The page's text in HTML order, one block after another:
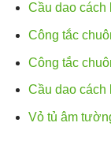
Cầu dao cách
Công tắc
Công tắc
Cầu dao cách
Vỏ tủ âm